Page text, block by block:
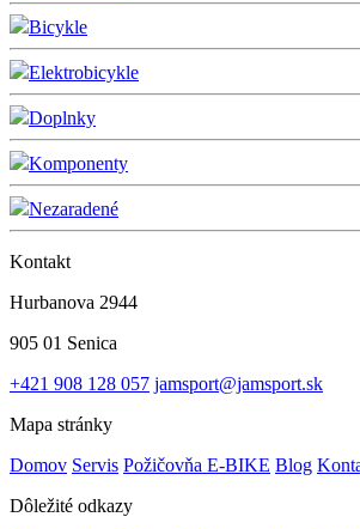
Bicykle
Elektrobicykle
Doplnky
Komponenty
Nezaradené
Kontakt
Hurbanova 2944
905 01 Senica
+421 908 128 057 jamsport@jamsport.sk
Mapa stránky
Domov Servis Požičovňa E-BIKE Blog
Dôležité odkazy